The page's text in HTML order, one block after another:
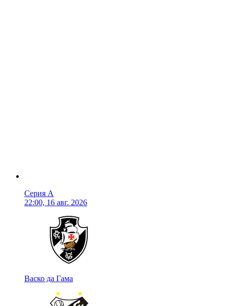
Серия А
22:00, 16 авг. 2026
Васко да Гама